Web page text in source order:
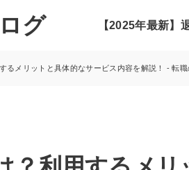
グ 【2025年最新】
るメリットと具体的なサービス内容を解説！ - 転